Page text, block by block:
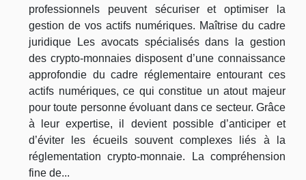
professionnels peuvent sécuriser et optimiser la
gestion de vos actifs numériques. Maîtrise du cadre
juridique Les avocats spécialisés dans la gestion
des crypto-monnaies disposent d’une connaissance
approfondie du cadre réglementaire entourant ces
actifs numériques, ce qui constitue un atout majeur
pour toute personne évoluant dans ce secteur. Grâce
à leur expertise, il devient possible d’anticiper et
d’éviter les écueils souvent complexes liés à la
réglementation crypto-monnaie. La compréhension
fine de...